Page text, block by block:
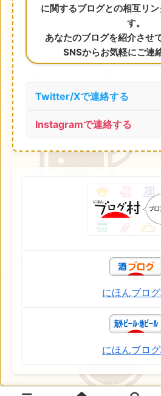
に関するブログとの相互リ
す。
あなたのブログを紹介させ
SNSからお気軽にご連
Twitter/Xで連絡する
Instagramで連絡する
にほんブロ
にほんブロ